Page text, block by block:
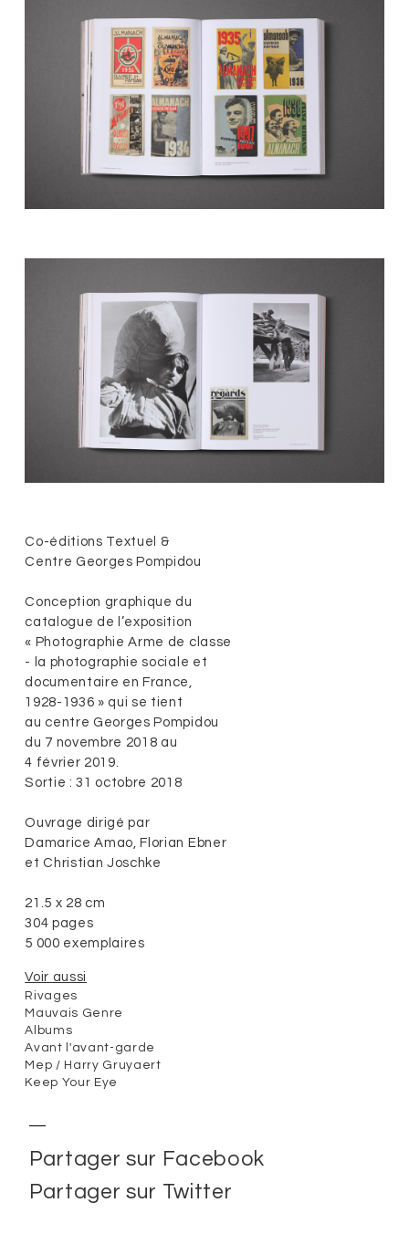
Co-éditions Textuel &
Centre Georges Pompidou
Conception graphique du
catalogue de l’exposition
« Photographie Arme de classe
- la photographie sociale et
documentaire en France,
1928-1936 » qui se tient
au centre Georges Pompidou
du 7 novembre 2018 au
4 février 2019.
Sortie : 31 octobre 2018
Ouvrage dirigé par
Damarice Amao, Florian Ebner
et Christian Joschke
21.5 x 28 cm
304 pages
5 000 exemplaires
Voir aussi
Rivages
Mauvais Genre
Albums
Avant l'avant-garde
Mep / Harry Gruyaert
Keep Your Eye
Partager sur Facebook
Partager sur Twitter